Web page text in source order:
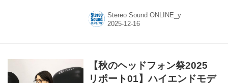
ちろん、現在クラファン中の完全ワイヤレスヘ
ッドホンのフラッグシップ「TONALITE」も人
デモも展開していた。ちなみに、DX4000CL
は、兄弟モデルDX3000CLとは外装の処理（梨
Stereo Sound ONLINE_y
【秋のヘッドフォン祭2025
リポート01】ハイエンドモデ